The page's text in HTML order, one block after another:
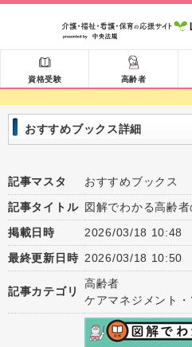
資格受験 高齢者
おすすめブックス詳細
記事マスタ
おすすめブックス
記事タイトル 図解でわかる高齢
掲載日時
2026/03/18 10:48
最終更新日時 2026/03/18 10:50
記事カテゴリ
高齢者
ケアマネジメント